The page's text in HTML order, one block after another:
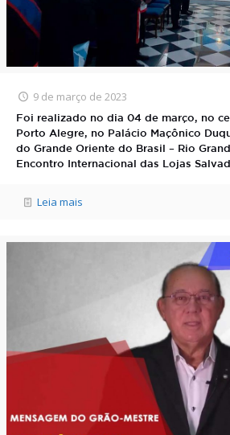
9 de março de 2023
Foi realizado no dia 04 de março, no
Porto Alegre, no Palácio Maçônico
do Grande Oriente do Brasil – Rio
Encontro Internacional das Lojas
Leia mais